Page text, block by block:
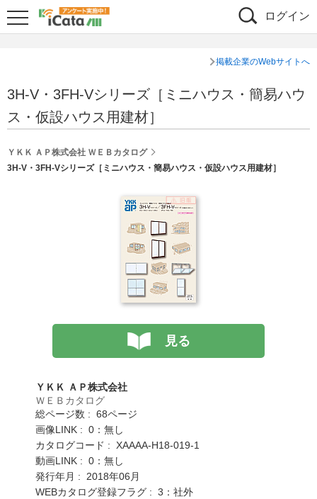
ログイン
掲載企業のWebサイトへ
3H-V・3FH-Vシリーズ［ミニハウス・簡易ハウ
ス・仮設ハウス用建材］
ＹＫＫ ＡＰ株式会社 ＷＥＢカタログ
3H-V・3FH-Vシリーズ［ミニハウス・簡易ハウス・仮設ハウス用建材］
見る
ＹＫＫ ＡＰ株式会社
ＷＥＢカタログ
総ページ数 : 68ページ
画像LINK : 0：無し
カタログコード : XAAAA-H18-019-1
動画LINK : 0：無し
発行年月 : 2018年06月
WEBカタログ登録フラグ : 3：社外